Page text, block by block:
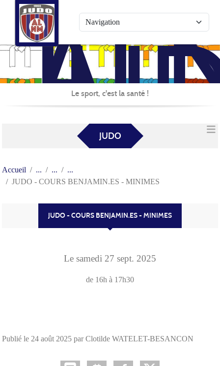
Le sport, c'est la santé !
JUDO
Accueil
JUDO - COURS BENJAMIN.ES - MINIMES
JUDO - COURS BENJAMIN.ES - MINIMES
Le samedi 27 sept. 2025
de 16h à 17h30
Publié le 24 août 2025 par Clotilde WATELET-BESANCON
Panneau de gestion des cookies